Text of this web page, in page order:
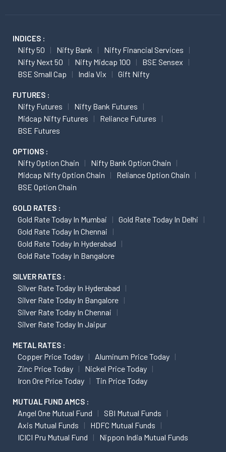
INDICES :
Nifty 50 Nifty Bank
Nifty Financial Services
Nifty Next 50
Nifty Midcap 100
BSE Sensex
BSE Small Cap
India Vix Gift Nifty
FUTURES :
Nifty Futures
Nifty Bank Futures
Midcap Nifty Futures
Reliance Futures
BSE Futures
OPTIONS :
Nifty Option Chain
Nifty Bank Option Chain
Midcap Nifty Option Chain
Reliance Option Chain
BSE Option Chain
GOLD RATES :
Gold Rate Today In Mumbai
Gold Rate Today In Delhi
Gold Rate Today In Chennai
Gold Rate Today In Hyderabad
Gold Rate Today In Bangalore
SILVER RATES :
Silver Rate Today In Hyderabad
Silver Rate Today In Bangalore
Silver Rate Today In Chennai
Silver Rate Today In Jaipur
METAL RATES :
Copper Price Today
Aluminum Price Today
Zinc Price Today
Nickel Price Today
Iron Ore Price Today
Tin Price Today
MUTUAL FUND AMCS :
Angel One Mutual Fund
SBI Mutual Funds
Axis Mutual Funds
HDFC Mutual Funds
ICICI Pru Mutual Fund
Nippon India Mutual Funds